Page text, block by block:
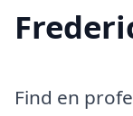
Find en